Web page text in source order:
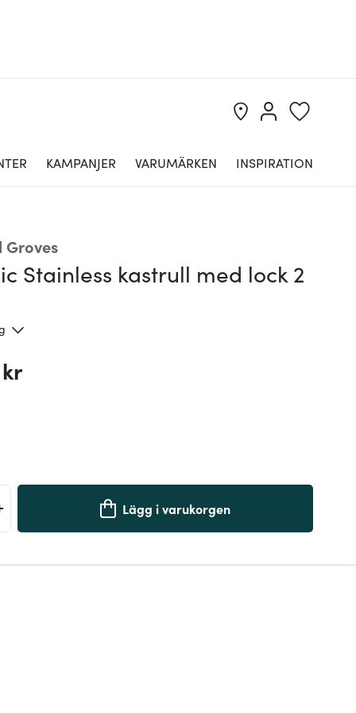
KAMPANJER VARUMÄRKEN INSPIRATION
Groves
Stainless kastrull med lock 2
Lägg i varukorgen